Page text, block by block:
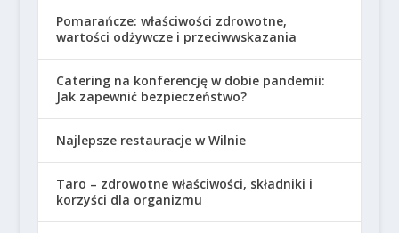
Pomarańcze: właściwości zdrowotne,
wartości odżywcze i przeciwwskazania
Catering na konferencję w dobie pandemii:
Jak zapewnić bezpieczeństwo?
Najlepsze restauracje w Wilnie
Taro – zdrowotne właściwości, składniki i
korzyści dla organizmu